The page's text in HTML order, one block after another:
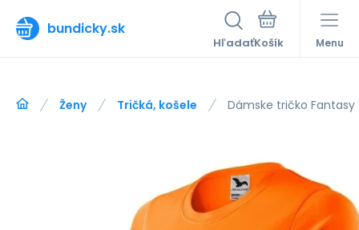
bundicky.sk
Hľadať Menu
Ženy Tričká, košele Dámske tričko Fantasy